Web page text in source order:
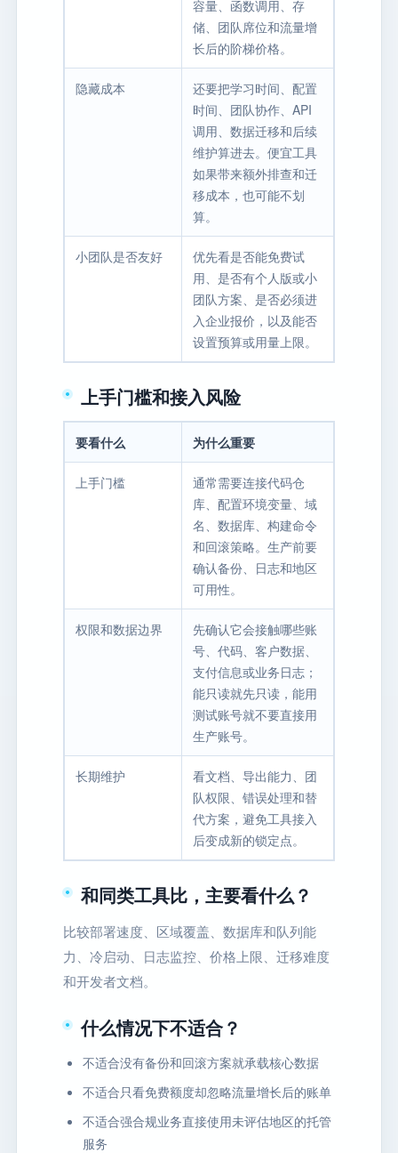
容量、函数调用、存
储、团队席位和流量增
长后的阶梯价格。
隐藏成本
还要把学习时间、配置
时间、团队协作、API
调用、数据迁移和后续
维护算进去。便宜工具
如果带来额外排查和迁
移成本，也可能不划
算。
小团队是否友好
优先看是否能免费试
用、是否有个人版或小
团队方案、是否必须进
入企业报价，以及能否
设置预算或用量上限。
上手门槛和接入风险
要看什么 为什么重要
上手门槛
通常需要连接代码仓
库、配置环境变量、域
名、数据库、构建命令
和回滚策略。生产前要
确认备份、日志和地区
可用性。
权限和数据边界
先确认它会接触哪些账
号、代码、客户数据、
支付信息或业务日志；
能只读就先只读，能用
测试账号就不要直接用
生产账号。
长期维护
看文档、导出能力、团
队权限、错误处理和替
代方案，避免工具接入
后变成新的锁定点。
和同类工具比，主要看什么？
比较部署速度、区域覆盖、数据库和队列能
力、冷启动、日志监控、价格上限、迁移难度
和开发者文档。
什么情况下不适合？
不适合没有备份和回滚方案就承载核心数据
不适合只看免费额度却忽略流量增长后的账单
不适合强合规业务直接使用未评估地区的托管
服务